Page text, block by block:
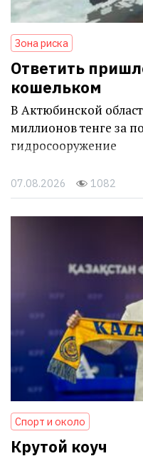
Зона риска
Ответить
кошельком
В Актюбинской
миллионов тенге за
гидросооружение
07.08.2026 1082
Спорт и около
Крутой коуч